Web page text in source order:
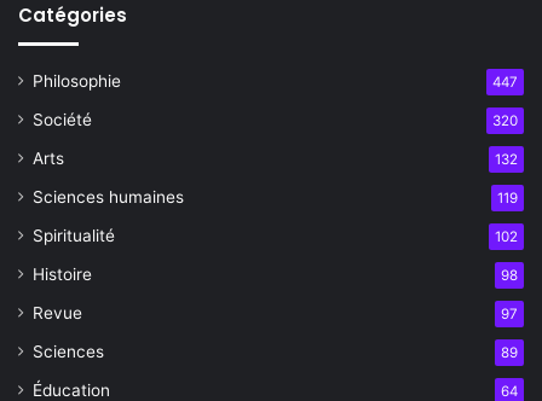
Catégories
Philosophie 447
Société 320
Arts 132
Sciences humaines 119
Spiritualité 102
Histoire 98
Revue 97
Sciences 89
Éducation 64